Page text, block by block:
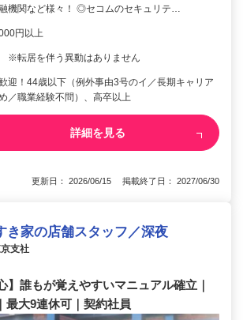
機関など様々！ ◎セコムのセキュリテ…
円以上
※転居を伴う異動はありません
迎！44歳以下（例外事由3号のイ／長期キャリア
／職業経験不問）、高卒以上
詳細を見る
更新日： 2026/06/15 掲載終了日： 2027/06/30
き家の店舗スタッフ／深夜
支社
】誰もが覚えやすいマニュアル確立｜
最大9連休可｜契約社員